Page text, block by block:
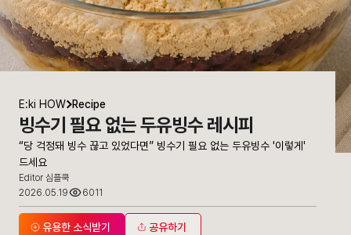
E:ki HOW Recipe
빙수기 필요 없는 두유빙수 레시피
“당 걱정돼 빙수 끊고 있었다면” 빙수기 필요 없는 두유빙수 '이렇게'
드세요
Editor 심플쿡
2026.05.19
6011
유용한 소식받기 공유하기